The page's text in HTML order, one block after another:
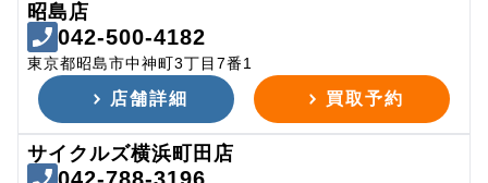
昭島店
042-500-4182
東京都昭島市中神町3丁目7番1
店舗詳細 買取予約
サイクルズ横浜町田店